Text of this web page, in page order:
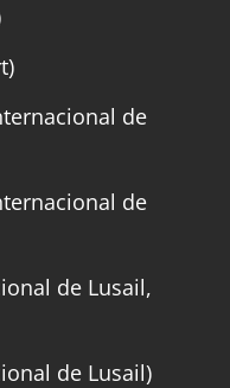
de
de
de Lusail,
de Lusail)